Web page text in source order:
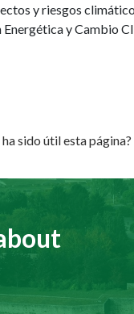
y riesgos
y Cambio
ha sido útil esta página?